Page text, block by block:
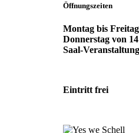
Öffnungszeiten
Montag bis
Donnerstag von
Saal-
Eintritt frei